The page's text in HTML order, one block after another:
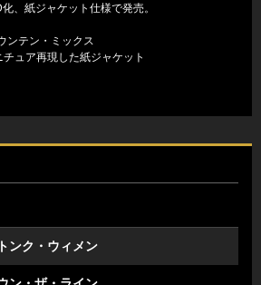
、紙ジャケット仕様で発売。
ンテン・ミックス
ュア再現した紙ジャケット
ンク・ウィメン